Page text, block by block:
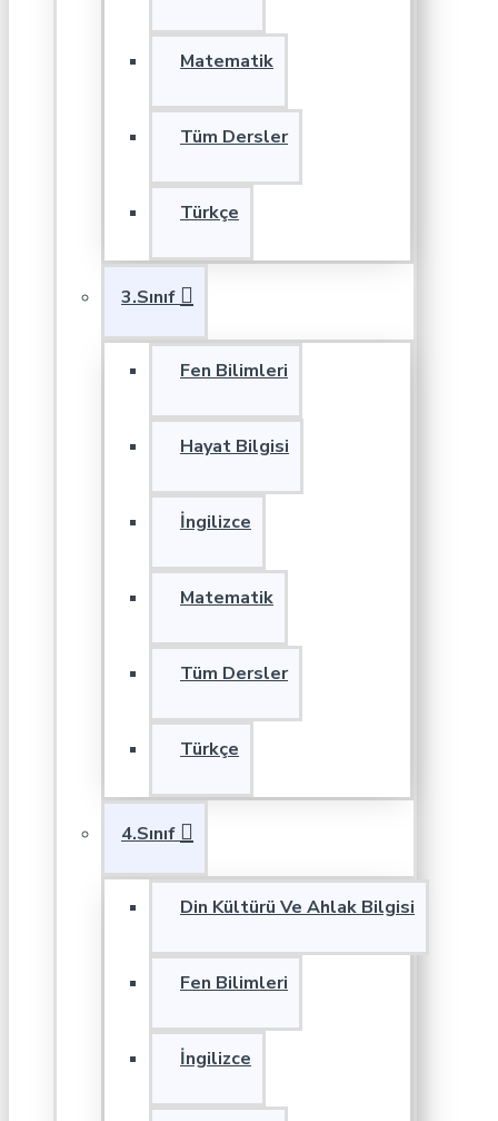
Matematik
Tüm Dersler
Türkçe
3.Sınıf
Fen Bilimleri
Hayat Bilgisi
İngilizce
Matematik
Tüm Dersler
Türkçe
4.Sınıf
Din Kültürü Ve Ahlak Bilgisi
Fen Bilimleri
İngilizce